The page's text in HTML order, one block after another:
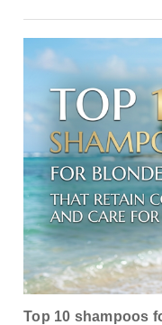
Top 10 shampoos